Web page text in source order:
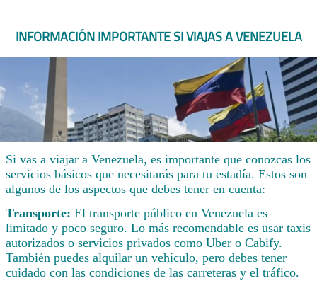
INFORMACIÓN IMPORTANTE SI VIAJAS A VENEZUELA
Si vas a viajar a Venezuela, es importante que conozcas los
servicios básicos que necesitarás para tu estadía. Estos son
algunos de los aspectos que debes tener en cuenta:
Transporte: El transporte público en Venezuela es
limitado y poco seguro. Lo más recomendable es usar taxis
autorizados o servicios privados como Uber o Cabify.
También puedes alquilar un vehículo, pero debes tener
cuidado con las condiciones de las carreteras y el tráfico.